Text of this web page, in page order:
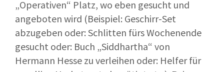
„Operativen“ Platz, wo eben gesucht und
angeboten wird (Beispiel: Geschirr-Set
abzugeben oder: Schlitten fürs Wochenende
gesucht oder: Buch „Siddhartha“ von
Hermann Hesse zu verleihen oder: Helfer für